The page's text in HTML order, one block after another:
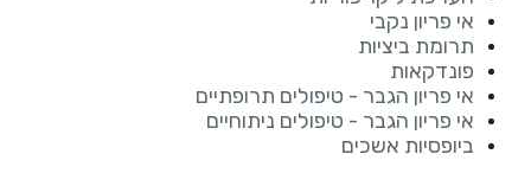
אי פריון נקבי
תרומת ביציות
פונדקאות
אי פריון הגבר - טיפולים תרופתיים
אי פריון הגבר - טיפולים ניתוחיים
ביופסיות אשכים